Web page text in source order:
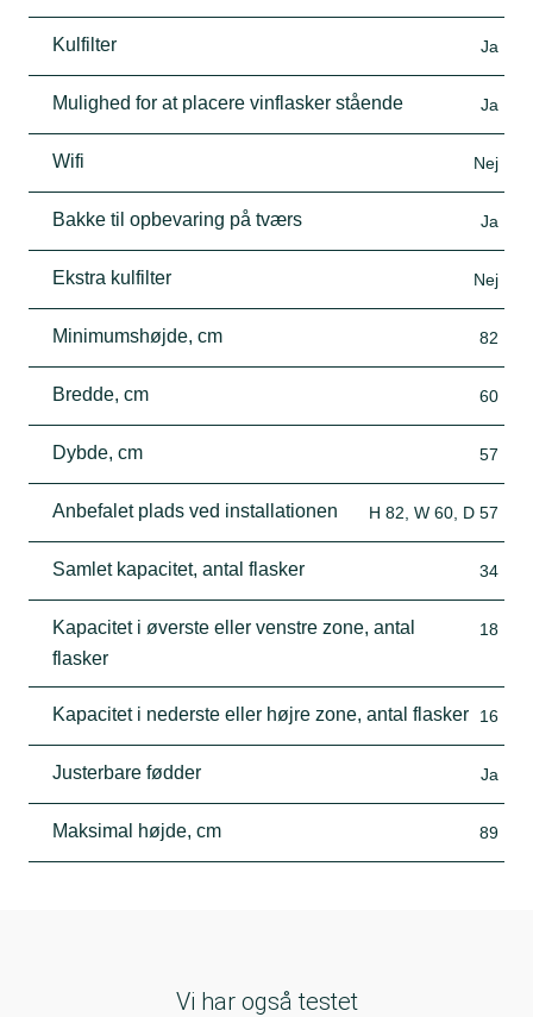
Kulfilter Ja
Mulighed for at placere vinflasker stående Ja
Wifi Nej
Bakke til opbevaring på tværs Ja
Ekstra kulfilter Nej
Minimumshøjde, cm 82
Bredde, cm 60
Dybde, cm 57
Anbefalet plads ved installationen H 82, W 60, D 57
Samlet kapacitet, antal flasker 34
Kapacitet i øverste eller venstre zone, antal
flasker
18
Kapacitet i nederste eller højre zone, antal flasker 16
Justerbare fødder Ja
Maksimal højde, cm 89
Vi har også testet